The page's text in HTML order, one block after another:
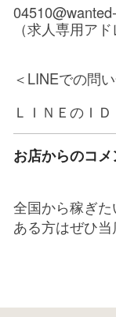
（求人専用アド
＜LINEでの問
ＬＩＮＥのＩ
お店からのコメ
全国から稼ぎ
ある方はぜひ
四国といえば
は必見です。